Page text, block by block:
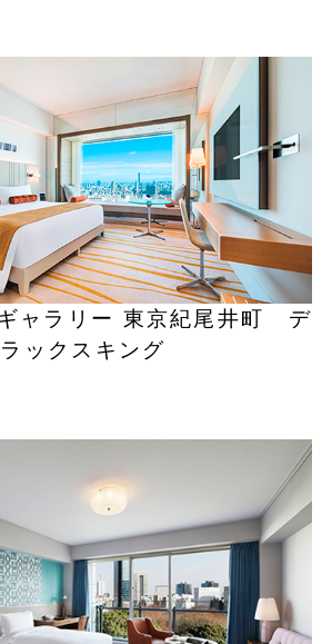
ャラリー 東京紀尾井町 デ
ラックスキング